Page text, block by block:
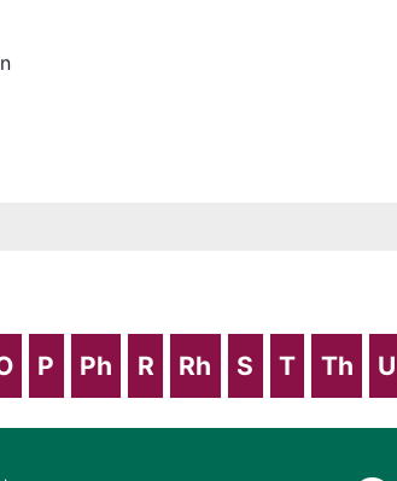
P Ph R Rh S T Th U